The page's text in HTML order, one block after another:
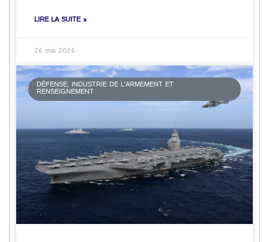
LIRE LA SUITE »
26 mai 2026
DÉFENSE, INDUSTRIE DE L’ARMEMENT ET
RENSEIGNEMENT